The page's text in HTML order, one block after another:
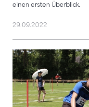
einen ersten Überblick.
29.09.2022
Polarisierende